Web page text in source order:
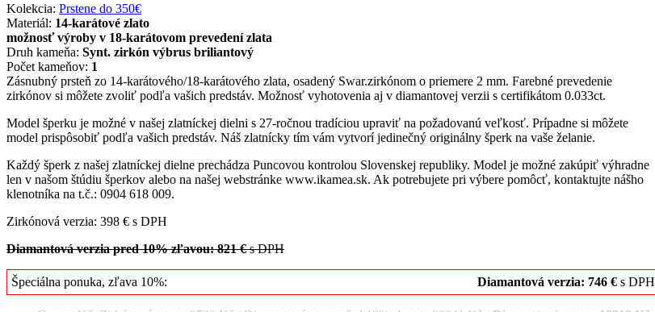
Kolekcia: Prstene do 350€
Materiál: 14-karátové zlato
možnosť výroby v 18-karátovom prevedení zlata
Druh kameňa: Synt. zirkón výbrus briliantový
Počet kameňov: 1
Zásnubný prsteň zo 14-karátového/18-karátového zlata, osadený Swar.zirkónom o priemere 2 mm. Farebné prevedenie
zirkónov si môžete zvoliť podľa vašich predstáv. Možnosť vyhotovenia aj v diamantovej verzii s certifikátom 0.033ct.
Model šperku je možné v našej zlatníckej dielni s 27-ročnou tradíciou upraviť na požadovanú veľkosť. Prípadne si môžete
model prispôsobiť podľa vašich predstáv. Náš zlatnícky tím vám vytvorí jedinečný originálny šperk na vaše želanie.
Každý šperk z našej zlatníckej dielne prechádza Puncovou kontrolou Slovenskej republiky. Model je možné zakúpiť výhradne
len v našom štúdiu šperkov alebo na našej webstránke www.ikamea.sk. Ak potrebujete pri výbere pomôcť, kontaktujte nášho
klenotníka na t.č.: 0904 618 009.
Zirkónová verzia: 398 € s DPH
Diamantová verzia pred 10% zľavou: 821 €s DPH
Špeciálna ponuka, zľava 10%: Diamantová verzia: 746 €s DPH